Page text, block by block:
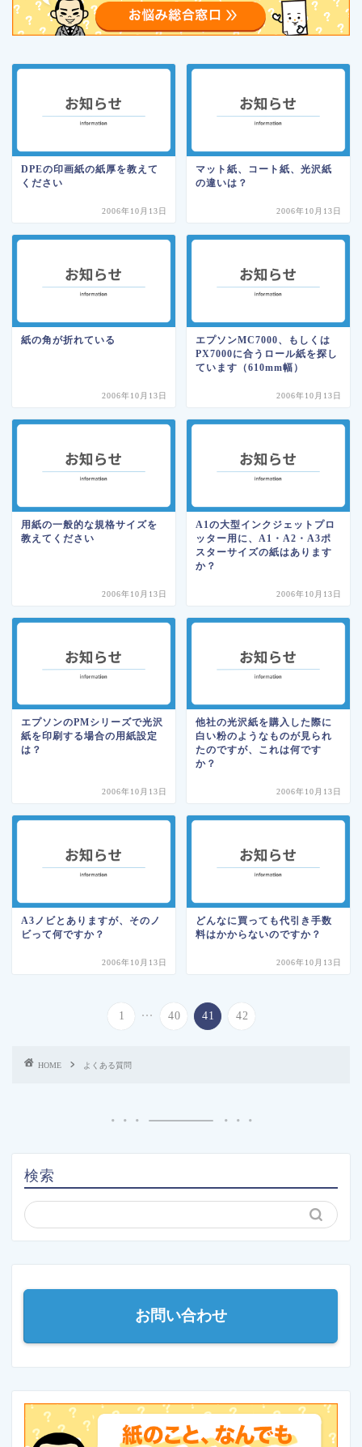
DPEの印画紙の紙厚を教えて
ください
2006年10月13日
マット紙、コート紙、光沢紙
の違いは？
2006年10月13日
紙の角が折れている
2006年10月13日
エプソンMC7000、もしくは
PX7000に合うロール紙を探し
ています（610mm幅）
2006年10月13日
用紙の一般的な規格サイズを
教えてください
2006年10月13日
A1の大型インクジェットプロ
ッター用に、A1・A2・A3ポ
スターサイズの紙はあります
か？
2006年10月13日
エプソンのPMシリーズで光沢
紙を印刷する場合の用紙設定
は？
2006年10月13日
他社の光沢紙を購入した際に
白い粉のようなものが見られ
たのですが、これは何です
か？
2006年10月13日
A3ノビとありますが、そのノ
ビって何ですか？
2006年10月13日
どんなに買っても代引き手数
料はかからないのですか？
2006年10月13日
1 ... 40 41 42
HOME よくある質問
検索
お問い合わせ